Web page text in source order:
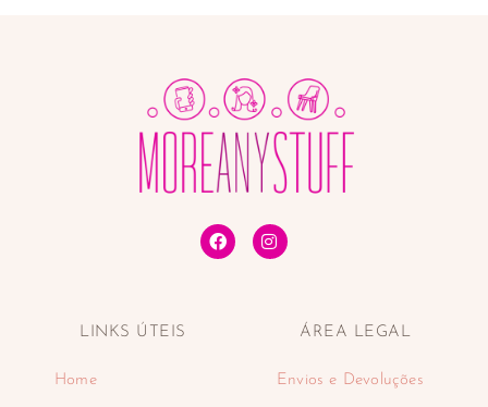
LINKS ÚTEIS
Home
ÁREA LEGAL
Envios e Devoluções